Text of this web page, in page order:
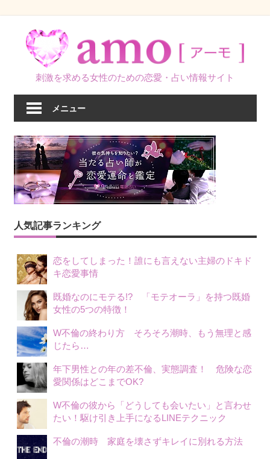
刺激を求める女性のための恋愛・占い情報サイト
メニュー
人気記事ランキング
恋をしてしまった！誰にも言えない主婦のドキド
キ恋愛事情
既婚なのにモテる!? 「モテオーラ」を持つ既婚
女性の5つの特徴！
W不倫の終わり方 そろそろ潮時、もう無理と感
じたら…
年下男性との年の差不倫、実態調査！ 危険な恋
愛関係はどこまでOK?
W不倫の彼から「どうしても会いたい」と言わせ
たい！駆け引き上手になるLINEテクニック
不倫の潮時 家庭を壊さずキレイに別れる方法